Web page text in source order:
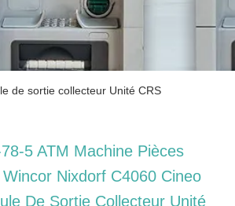
de sortie collecteur Unité CRS
5 ATM Machine Pièces
Nixdorf C4060 Cineo
De Sortie Collecteur Unité